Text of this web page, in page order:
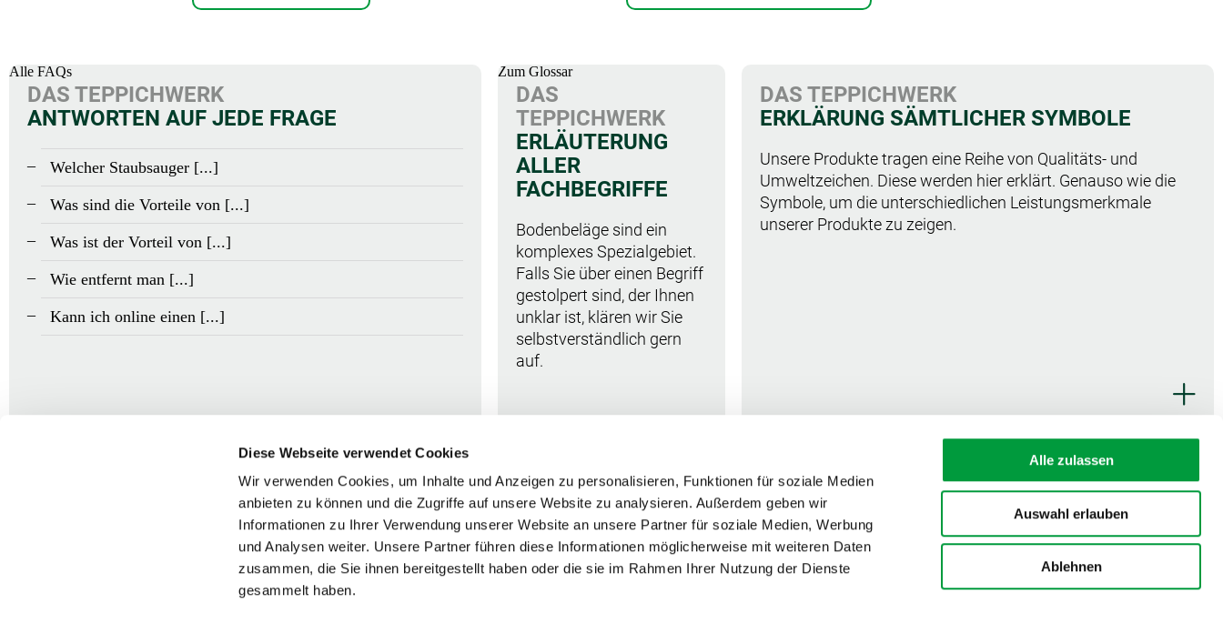
Diese Webseite verwendet Cookies
Wir verwenden Cookies, um Inhalte und Anzeigen zu personalisieren, Funktionen für soziale Medien
anbieten zu können und die Zugriffe auf unsere Website zu analysieren. Außerdem geben wir
Informationen zu Ihrer Verwendung unserer Website an unsere Partner für soziale Medien, Werbung
und Analysen weiter. Unsere Partner führen diese Informationen möglicherweise mit weiteren Daten
zusammen, die Sie ihnen bereitgestellt haben oder die sie im Rahmen Ihrer Nutzung der Dienste
gesammelt haben.
Alle zulassen
Auswahl erlauben
Ablehnen
ANTWORTEN AUF JEDE FRAGE
Welcher Staubsauger [...]
Was sind die Vorteile von [...]
Was ist der Vorteil von [...]
Wie entfernt man [...]
Kann ich online einen [...]
Alle FAQs
ERLÄUTERUNG
ALLER
FACHBEGRIFFE
Bodenbeläge sind ein
komplexes Spezialgebiet.
Falls Sie über einen Begriff
gestolpert sind, der Ihnen
unklar ist, klären wir Sie
selbstverständlich gern
auf.
Zum Glossar
ERKLÄRUNG SÄMTLICHER SYMBOLE
Unsere Produkte tragen eine Reihe von Qualitäts- und
Umweltzeichen. Diese werden hier erklärt. Genauso wie die
Symbole, um die unterschiedlichen Leistungsmerkmale
unserer Produkte zu zeigen.